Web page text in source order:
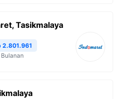
Tasikmalaya
2.801.961
Bulanan